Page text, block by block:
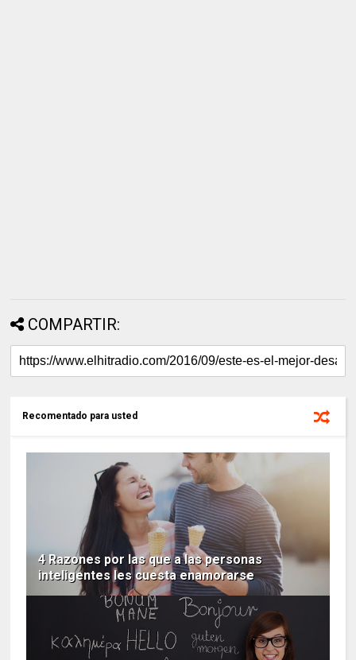
COMPARTIR:
Recomentado para usted
4 Razones por las que a las personas
inteligentes les cuesta enamorarse